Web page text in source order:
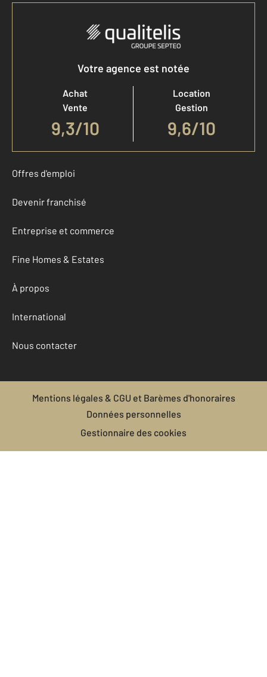
Votre agence est notée
Achat
Vente
9,3/10
Location
Gestion
9,6/10
Offres d'emploi
Devenir franchisé
Entreprise et commerce
Fine Homes & Estates
À propos
International
Nous contacter
Mentions légales & CGU et Barèmes d'honoraires
Données personnelles
Gestionnaire des cookies